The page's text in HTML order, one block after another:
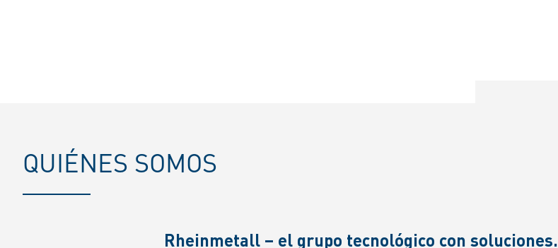
QUIÉNES SOMOS
Rheinmetall – el grupo tecnológico con soluciones.